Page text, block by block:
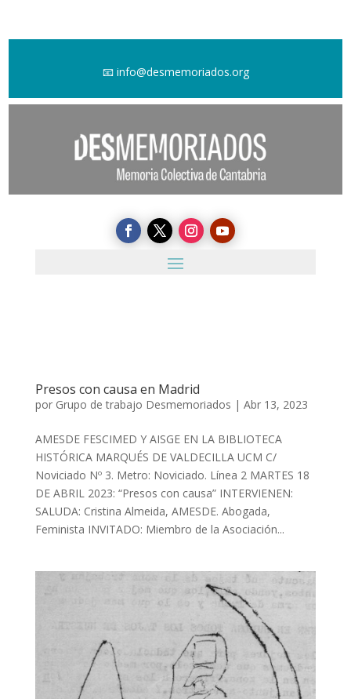
📧 info@desmemoriados.org
Presos con causa en Madrid
por Grupo de trabajo Desmemoriados | Abr 13, 2023
AMESDE FESCIMED Y AISGE EN LA BIBLIOTECA
HISTÓRICA MARQUÉS DE VALDECILLA UCM C/
Noviciado Nº 3. Metro: Noviciado. Línea 2 MARTES 18
DE ABRIL 2023: “Presos con causa” INTERVIENEN:
SALUDA: Cristina Almeida, AMESDE. Abogada,
Feminista INVITADO: Miembro de la Asociación...